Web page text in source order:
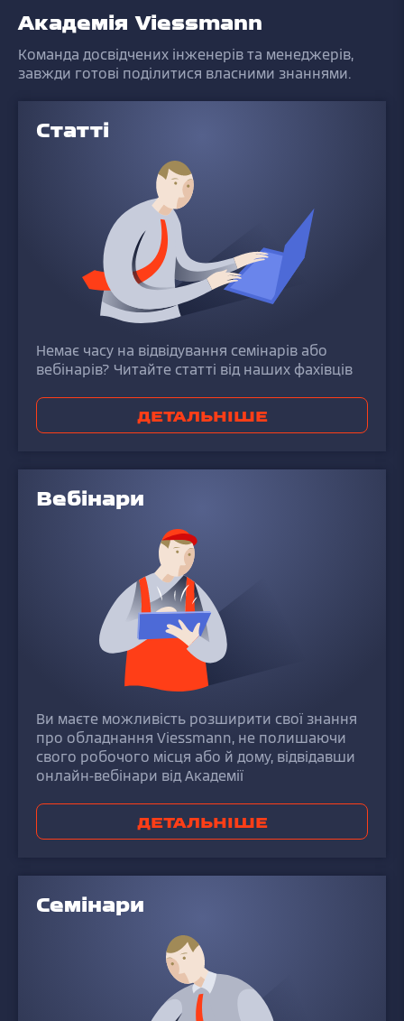
Академія Viessmann
Команда досвідчених інженерів та менеджерів,
завжди готові поділитися власними знаннями.
Статті
Немає часу на відвідування семінарів або
вебінарів? Читайте статті від наших фахівців
ДЕТАЛЬНІШЕ
Вебінари
Ви маєте можливість розширити свої знання
про обладнання Viessmann, не полишаючи
свого робочого місця або й дому, відвідавши
онлайн-вебінари від Академії
ДЕТАЛЬНІШЕ
Семінари